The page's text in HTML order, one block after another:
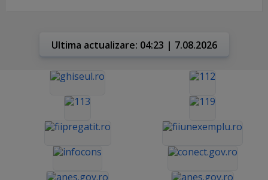
Ultima actualizare: 04:23 | 7.08.2026